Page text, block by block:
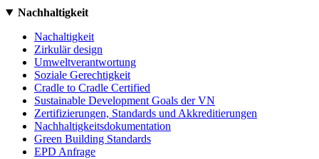
Nachhaltigkeit
Nachaltigkeit
Zirkulär design
Umweltverantwortung
Soziale Gerechtigkeit
Cradle to Cradle Certified
Sustainable Development Goals der VN
Zertifizierungen, Standards und Akkreditierungen
Nachhaltigkeitsdokumentation
Green Building Standards
EPD Anfrage